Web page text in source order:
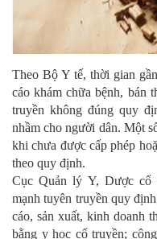
Theo Bộ Y tế, thời gian
cáo khám chữa bệnh, bán
truyền không đúng quy
nhầm cho người dân. Một
khi chưa được cấp phép
theo quy định.
Cục Quản lý Y, Dược cổ
mạnh tuyên truyền quy
cáo, sản xuất, kinh doanh
bằng y học cổ truyền;